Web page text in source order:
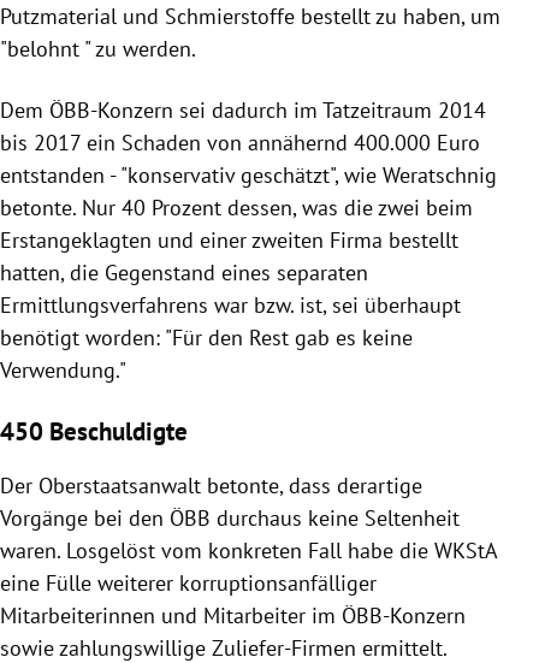
Putzmaterial und Schmierstoffe bestellt zu haben, um
"belohnt " zu werden.
Dem ÖBB-Konzern sei dadurch im Tatzeitraum 2014
bis 2017 ein Schaden von annähernd 400.000 Euro
entstanden - "konservativ geschätzt", wie Weratschnig
betonte. Nur 40 Prozent dessen, was die zwei beim
Erstangeklagten und einer zweiten Firma bestellt
hatten, die Gegenstand eines separaten
Ermittlungsverfahrens war bzw. ist, sei überhaupt
benötigt worden: "Für den Rest gab es keine
Verwendung."
450 Beschuldigte
Der Oberstaatsanwalt betonte, dass derartige
Vorgänge bei den ÖBB durchaus keine Seltenheit
waren. Losgelöst vom konkreten Fall habe die WKStA
eine Fülle weiterer korruptionsanfälliger
Mitarbeiterinnen und Mitarbeiter im ÖBB-Konzern
sowie zahlungswillige Zuliefer-Firmen ermittelt.